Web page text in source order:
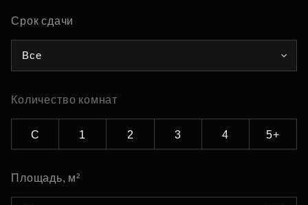
Срок сдачи
Все
Количество комнат
С 1 2 3 4 5+
Площадь, м²